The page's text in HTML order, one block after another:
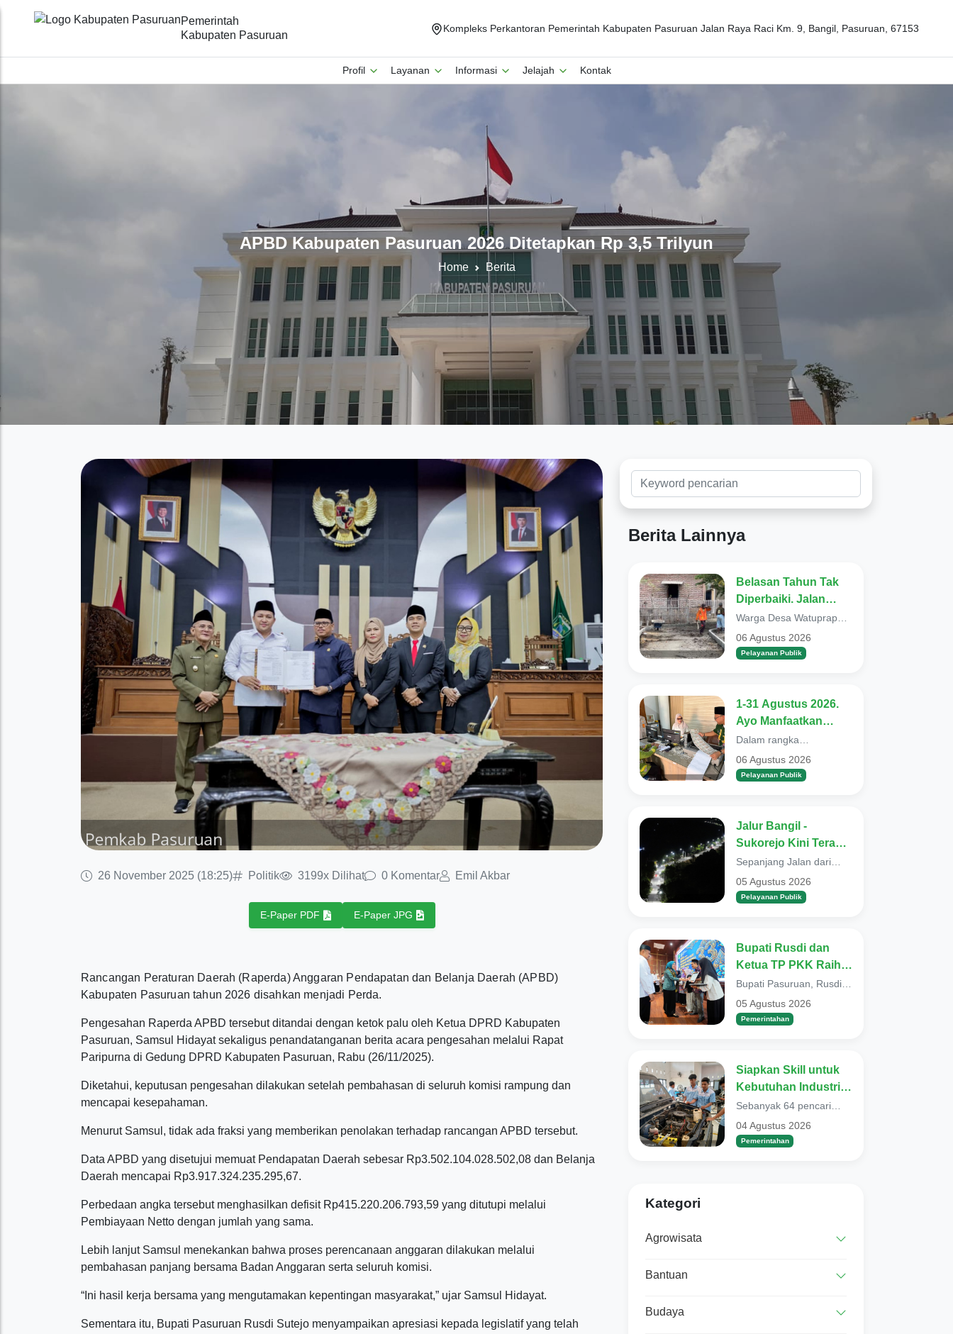
Pemerintah
Kabupaten Pasuruan
Kompleks Perkantoran Pemerintah Kabupaten Pasuruan Jalan Raya Raci Km. 9, Bangil, Pasuruan, 67153
Profil Layanan Informasi Jelajah Kontak
APBD Kabupaten Pasuruan 2026 Ditetapkan Rp 3,5 Trilyun
Home Berita
26 November 2025 (18:25) Politik 3199x Dilihat 0 Komentar Emil Akbar
E-Paper PDF E-Paper JPG
Rancangan Peraturan Daerah (Raperda) Anggaran Pendapatan dan Belanja Daerah (APBD)
Kabupaten Pasuruan tahun 2026 disahkan menjadi Perda.
Pengesahan Raperda APBD tersebut ditandai dengan ketok palu oleh Ketua DPRD Kabupaten
Pasuruan, Samsul Hidayat sekaligus penandatanganan berita acara pengesahan melalui Rapat
Paripurna di Gedung DPRD Kabupaten Pasuruan, Rabu (26/11/2025).
Diketahui, keputusan pengesahan dilakukan setelah pembahasan di seluruh komisi rampung dan
mencapai kesepahaman.
Menurut Samsul, tidak ada fraksi yang memberikan penolakan terhadap rancangan APBD tersebut.
Data APBD yang disetujui memuat Pendapatan Daerah sebesar Rp3.502.104.028.502,08 dan Belanja
Daerah mencapai Rp3.917.324.235.295,67.
Perbedaan angka tersebut menghasilkan defisit Rp415.220.206.793,59 yang ditutupi melalui
Pembiayaan Netto dengan jumlah yang sama.
Lebih lanjut Samsul menekankan bahwa proses perencanaan anggaran dilakukan melalui
pembahasan panjang bersama Badan Anggaran serta seluruh komisi.
“Ini hasil kerja bersama yang mengutamakan kepentingan masyarakat,” ujar Samsul Hidayat.
Sementara itu, Bupati Pasuruan Rusdi Sutejo menyampaikan apresiasi kepada legislatif yang telah
Berita Lainnya
Belasan Tahun Tak
Diperbaiki. Jalan
Poros di Desa
Watuprapat Nguling,
Kini Dibangun
Warga Desa Watuprapat,
Kecamatan Nguling
berucap syukur. Sebab
selama 14 tahun t...
06 Agustus 2026
Pelayanan Publik
1-31 Agustus 2026.
Ayo Manfaatkan
Layanan
Pembebasan Pajak
Daerah
Dalam rangka
menyambut Hari Ulang
Tahun (HUT) ke-81
Kemerdekaan Republik
06 Agustus 2026
Pelayanan Publik
Jalur Bangil -
Sukorejo Kini Terang
Benderang. Pemkab
Pasuruan Selesai
Bangun 385 PJU
Sepanjang Jalan dari
Bangil - Sukorejo, kini tak
lagi suram alias terang
bendera...
05 Agustus 2026
Pelayanan Publik
Bupati Rusdi dan
Ketua TP PKK Raih
Penghargaan Di
Bidang
Kependudukan dan
Kehadiran Orang Tua
Tidak Cukup Fisik.
Tapi Kedekatan
Komunikasi yang
Bupati Pasuruan, Rusdi
Sutejo menegaskan
bahwa kehadiran orang
tua tidak cukup h...
05 Agustus 2026
Pemerintahan
Siapkan Skill untuk
Kebutuhan Industri,
64 Pencaker di
Kabupaten Ikuti
Pelatihan Vokasi
Sebanyak 64 pencari
pekerjaan (pencaker) di
Kabupaten Pasuruan,
mengikuti Pelati...
04 Agustus 2026
Pemerintahan
Kategori
Agrowisata
Bantuan
Budaya